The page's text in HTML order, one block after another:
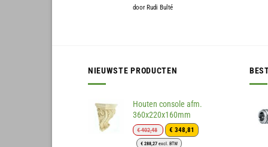
Gewaardeerd
door Rudi Bulté
NIEUWSTE PRODUCTEN
Houten console afm.
360x220x160mm
€402,48
Oorspronkelijke
prijs
€ 348,81
Huidige
€ 288,27 excl. BTW